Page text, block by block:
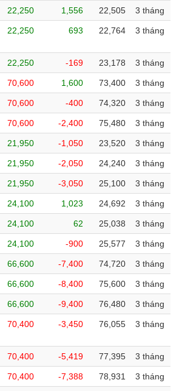
22,250 1,556 22,505 3 tháng
22,250 693 22,764 3 tháng
22,250 -169 23,178 3 tháng
70,600 1,600 73,400 3 tháng
70,600 -400 74,320 3 tháng
70,600 -2,400 75,480 3 tháng
21,950 -1,050 23,520 3 tháng
21,950 -2,050 24,240 3 tháng
21,950 -3,050 25,100 3 tháng
24,100 1,023 24,692 3 tháng
24,100 62 25,038 3 tháng
24,100 -900 25,577 3 tháng
66,600 -7,400 74,720 3 tháng
66,600 -8,400 75,600 3 tháng
66,600 -9,400 76,480 3 tháng
70,400 -3,450 76,055 3 tháng
70,400 -5,419 77,395 3 tháng
70,400 -7,388 78,931 3 tháng